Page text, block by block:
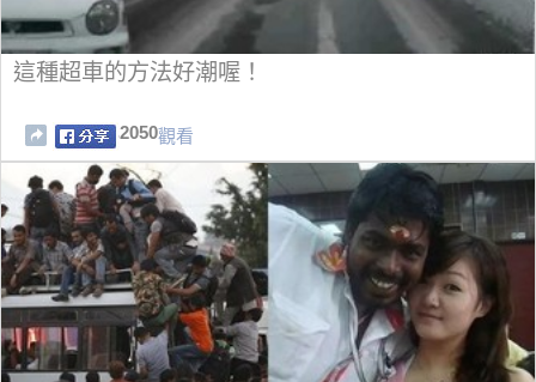
這種超車的方法好潮喔！
2050觀看